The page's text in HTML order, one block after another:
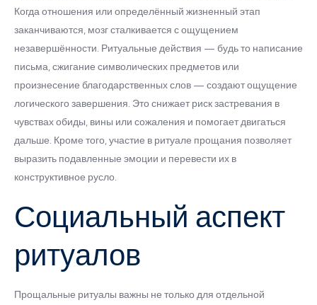
Когда отношения или определённый жизненный этап
заканчиваются, мозг сталкивается с ощущением
незавершённости. Ритуальные действия — будь то написание
письма, сжигание символических предметов или
произнесение благодарственных слов — создают ощущение
логического завершения. Это снижает риск застревания в
чувствах обиды, вины или сожаления и помогает двигаться
дальше. Кроме того, участие в ритуале прощания позволяет
выразить подавленные эмоции и перевести их в
конструктивное русло.
Социальный аспект
ритуалов
Прощальные ритуалы важны не только для отдельной